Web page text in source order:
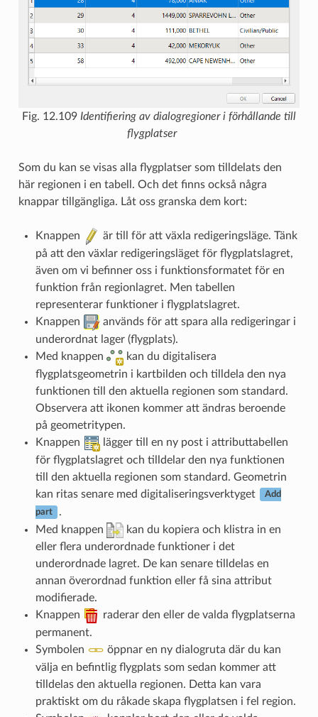
Fig. 12.109 Identifiering av dialogregioner i förhållande till
flygplatser
Som du kan se visas alla flygplatser som tilldelats den
här regionen i en tabell. Och det finns också några
knappar tillgängliga. Låt oss granska dem kort:
Knappen
är till för att växla redigeringsläge. Tänk
på att den växlar redigeringsläget för flygplatslagret,
även om vi befinner oss i funktionsformatet för en
funktion från regionlagret. Men tabellen
representerar funktioner i flygplatslagret.
Knappen
används för att spara alla redigeringar i
underordnat lager (flygplats).
Med knappen
kan du digitalisera
flygplatsgeometrin i kartbilden och tilldela den nya
funktionen till den aktuella regionen som standard.
Observera att ikonen kommer att ändras beroende
på geometritypen.
Knappen
lägger till en ny post i attributtabellen
för flygplatslagret och tilldelar den nya funktionen
till den aktuella regionen som standard. Geometrin
kan ritas senare med digitaliseringsverktyget
Add
part
.
Med knappen
kan du kopiera och klistra in en
eller flera underordnade funktioner i det
underordnade lagret. De kan senare tilldelas en
annan överordnad funktion eller få sina attribut
modifierade.
Knappen
raderar den eller de valda flygplatserna
permanent.
Symbolen
öppnar en ny dialogruta där du kan
välja en befintlig flygplats som sedan kommer att
tilldelas den aktuella regionen. Detta kan vara
praktiskt om du råkade skapa flygplatsen i fel region.